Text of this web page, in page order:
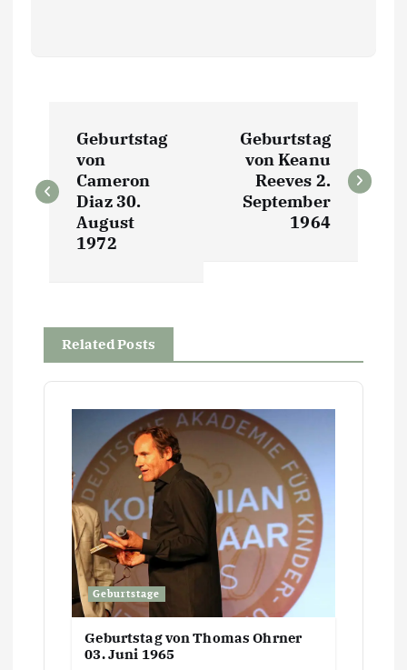
e
i
g
Geburtstag
von
Cameron
Diaz 30.
August
1972
Geburtstag
von Keanu
Reeves 2.
September
1964
Related Posts
Geburtstage
Geburtstag von Thomas Ohrner
03. Juni 1965